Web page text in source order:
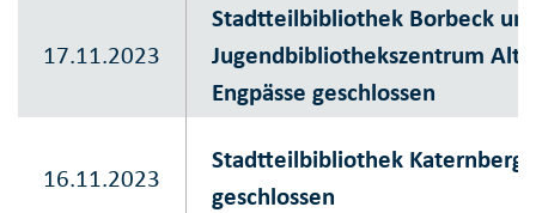
17.11.2023
Stadtteilbibliothek Borbeck
Jugendbibliothekszentrum
Engpässe geschlossen
16.11.2023
Stadtteilbibliothek Katernberg
geschlossen